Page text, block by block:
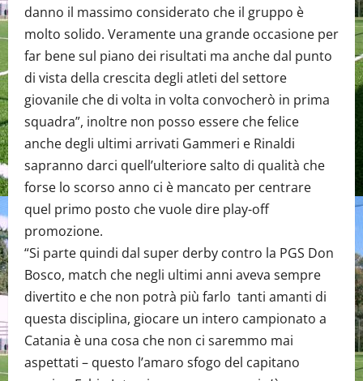
danno il massimo considerato che il gruppo è
molto solido. Veramente una grande occasione per
far bene sul piano dei risultati ma anche dal punto
di vista della crescita degli atleti del settore
giovanile che di volta in volta convocherò in prima
squadra”, inoltre non posso essere che felice
anche degli ultimi arrivati Gammeri e Rinaldi
sapranno darci quell’ulteriore salto di qualità che
forse lo scorso anno ci è mancato per centrare
quel primo posto che vuole dire play-off
promozione.
“Si parte quindi dal super derby contro la PGS Don
Bosco, match che negli ultimi anni aveva sempre
divertito e che non potrà più farlo tanti amanti di
questa disciplina, giocare un intero campionato a
Catania è una cosa che non ci saremmo mai
aspettati – questo l’amaro sfogo del capitano